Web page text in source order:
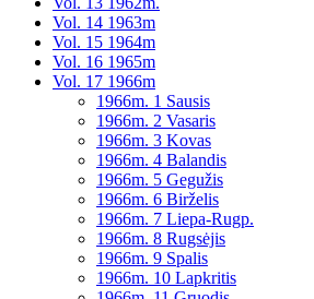
Vol. 14 1963m
Vol. 15 1964m
Vol. 16 1965m
Vol. 17 1966m
1966m. 1 Sausis
1966m. 2 Vasaris
1966m. 3 Kovas
1966m. 4 Balandis
1966m. 5 Gegužis
1966m. 6 Birželis
1966m. 7 Liepa-Rugp.
1966m. 8 Rugsėjis
1966m. 9 Spalis
1966m. 10 Lapkritis